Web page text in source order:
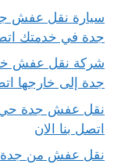
جدة في خدمتك
جدة إلى خارجها
اتصل بنا الان